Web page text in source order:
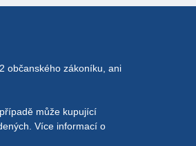
občanského zákoníku, ani
může kupující
Více informací o